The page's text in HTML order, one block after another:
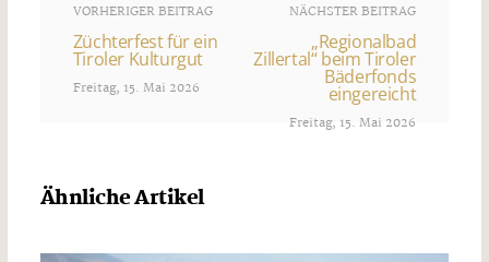
VORHERIGER BEITRAG
Züchterfest für ein
Tiroler Kulturgut
Freitag, 15. Mai 2026
NÄCHSTER BEITRAG
„Regionalbad
Zillertal“ beim Tiroler
Bäderfonds
eingereicht
Freitag, 15. Mai 2026
Ähnliche Artikel